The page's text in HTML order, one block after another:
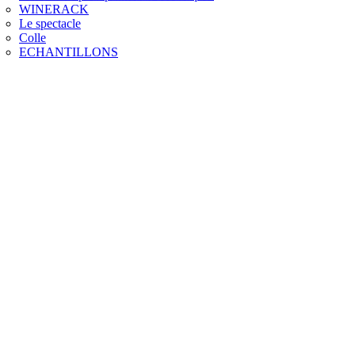
WINERACK
Le spectacle
Colle
ECHANTILLONS